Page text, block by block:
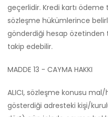
geçerlidir. Kredi kartı ödeme
sözleşme hükümlerince
gönderdiği hesap özetinden
takip edebilir.
MADDE 13 - CAYMA HAKKI
ALICI, sözleşme konusu
gösterdiği adresteki kişi/